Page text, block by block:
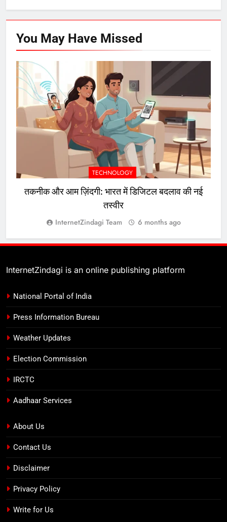
You May Have Missed
TECHNOLOGY
तकनीक और आम ज़िंदगी: भारत में डिजिटल बदलाव की नई
तस्वीर
InternetZindagi Team 6 months ago
InternetZindagi is an online publishing platform
National Portal of India
Press Information Bureau
Weather Updates
Election Commission
IRCTC
Aadhaar Services
About Us
Contact Us
Disclaimer
Privacy Policy
Write for Us